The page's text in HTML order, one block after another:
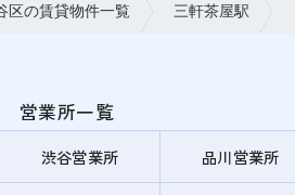
区の賃貸物件一覧 三軒茶屋駅
営業所一覧
渋谷営業所 品川営業所